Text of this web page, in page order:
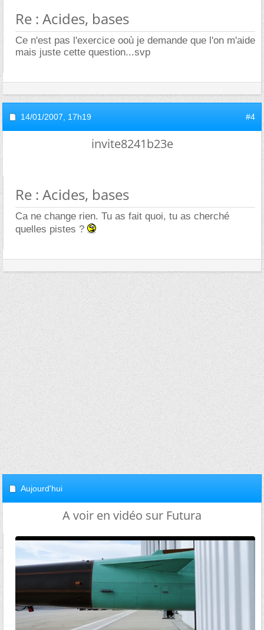
Re : Acides, bases
Ce n'est pas l'exercice ooù je demande que l'on m'aide
mais juste cette question...svp
14/01/2007, 17h19 #4
invite8241b23e
Re : Acides, bases
Ca ne change rien. Tu as fait quoi, tu as cherché
quelles pistes ?
Aujourd'hui
A voir en vidéo sur Futura